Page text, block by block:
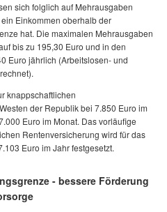
sich folglich auf Mehrausgaben
Einkommen oberhalb der
hat. Die maximalen Mehrausgaben
bis zu 195,30 Euro und in den
Euro jährlich (Arbeitslosen- und
knappschaftlichen
der Republik bei 7.850 Euro im
Euro im Monat. Das vorläufige
Rentenversicherung wird für das
Euro im Jahr festgesetzt.
- bessere Förderung